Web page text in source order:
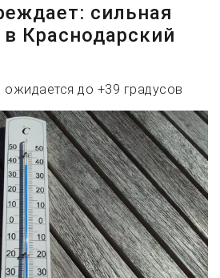
сильная
Краснодарский
ожидается до +39 градусов